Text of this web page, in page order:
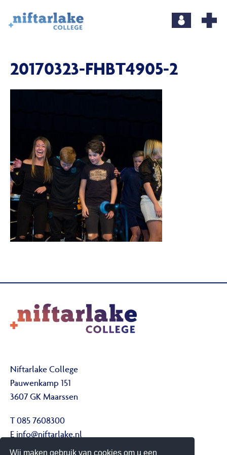
Wij maken gebruik van cookies om u een
20170323-FHBT4905-2
Niftarlake College
Pauwenkamp 151
3607 GK Maarssen
T 085 7608300
Einfo@niftarlake.nl